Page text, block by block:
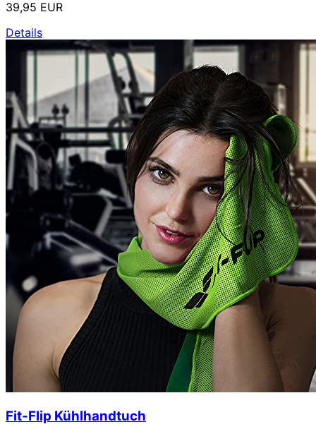
39,95 EUR
Details
Fit-Flip Kühlhandtuch